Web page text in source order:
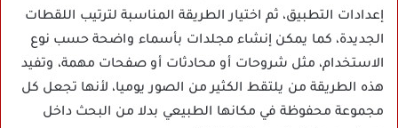
إعدادات التطبيق، ثم اختيار الطريقة المناسبة لترتيب اللقطات
الجديدة، كما يمكن إنشاء مجلدات بأسماء واضحة حسب نوع
الاستخدام، مثل شروحات أو محادثات أو صفحات مهمة، وتفيد
هذه الطريقة من يلتقط الكثير من الصور يوميا، لأنها تجعل كل
مجموعة محفوظة في مكانها الطبيعي بدلا من البحث داخل